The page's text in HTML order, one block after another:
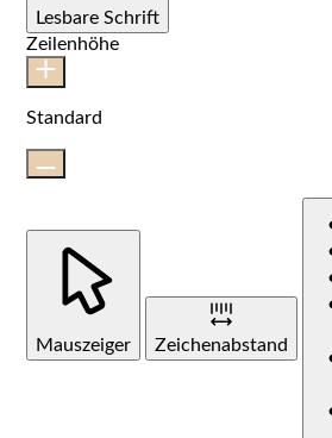
Lesbare Schrift
Zeilenhöhe
Standard
Mauszeiger Zeichenabstand